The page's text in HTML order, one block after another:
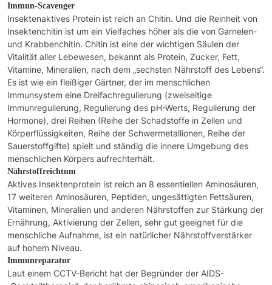
Immun-Scavenger
Insektenaktives Protein ist reich an Chitin. Und die Reinheit von
Insektenchitin ist um ein Vielfaches höher als die von Garnelen-
und Krabbenchitin. Chitin ist eine der wichtigen Säulen der
Vitalität aller Lebewesen, bekannt als Protein, Zucker, Fett,
Vitamine, Mineralien, nach dem „sechsten Nährstoff des Lebens“.
Es ist wie ein fleißiger Gärtner, der im menschlichen
Immunsystem eine Dreifachregulierung (zweiseitige
Immunregulierung, Regulierung des pH-Werts, Regulierung der
Hormone), drei Reihen (Reihe der Schadstoffe in Zellen und
Körperflüssigkeiten, Reihe der Schwermetallionen, Reihe der
Sauerstoffgifte) spielt und ständig die innere Umgebung des
menschlichen Körpers aufrechterhält.
Nährstoffreichtum
Aktives Insektenprotein ist reich an 8 essentiellen Aminosäuren,
17 weiteren Aminosäuren, Peptiden, ungesättigten Fettsäuren,
Vitaminen, Mineralien und anderen Nährstoffen zur Stärkung der
Ernährung, Aktivierung der Zellen, sehr gut geeignet für die
menschliche Aufnahme, ist ein natürlicher Nährstoffverstärker
auf hohem Niveau.
Immunreparatur
Laut einem CCTV-Bericht hat der Begründer der AIDS-